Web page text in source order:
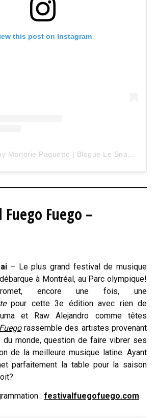
this post on Instagram
Fuego Fuego –
– Le plus grand festival de musique
à Montréal, au Parc olympique!
encore une fois, une
pour cette 3e édition avec rien de
et Raw Alejandro comme têtes
rassemble des artistes provenant
monde, question de faire vibrer ses
de la meilleure musique latine. Ayant
parfaitement la table pour la saison
: festivalfuegofuego.com